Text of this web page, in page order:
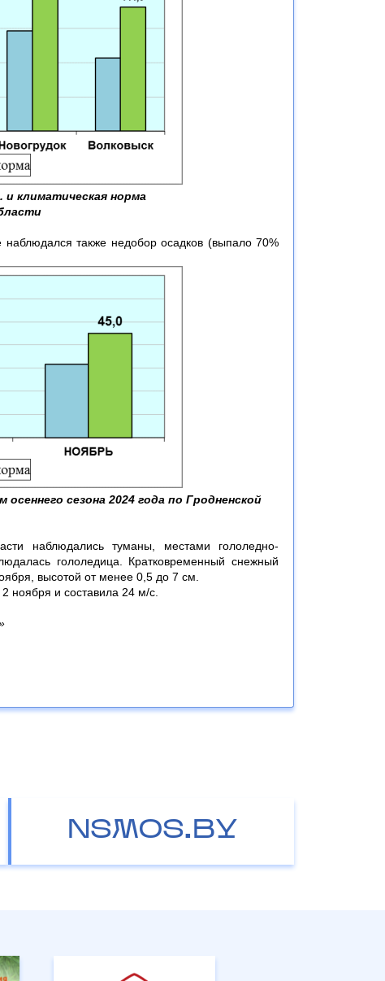
и климатическая норма
также недобор осадков (выпало 70%
сезона 2024 года по Гродненской
наблюдались туманы, местами гололедно-
гололедица. Кратковременный снежный
высотой от менее 0,5 до 7 см.
ноября и составила 24 м/с.
NSMOS.BY